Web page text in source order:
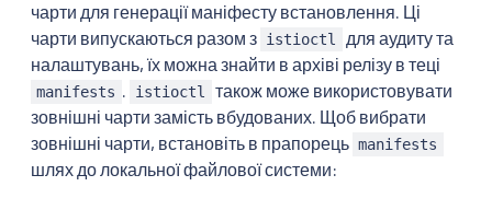
чарти для генерації маніфесту встановлення. Ці
чарти випускаються разом з istioctl
для аудиту та
налаштувань, їх можна знайти в архіві релізу в теці
manifests . istioctl
також може використовувати
зовнішні чарти замість вбудованих. Щоб вибрати
зовнішні чарти, встановіть в прапорець manifests
шлях до локальної файлової системи: